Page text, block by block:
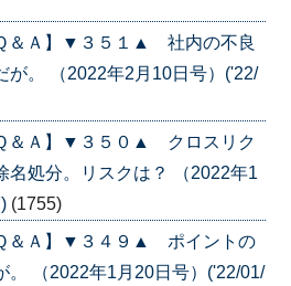
Ｑ＆Ａ】▼３５１▲ 社内の不良
が。 （2022年2月10日号）('22/
Ｑ＆Ａ】▼３５０▲ クロスリク
名処分。リスクは？ （2022年1
(1755)
Ｑ＆Ａ】▼３４９▲ ポイントの
。 （2022年1月20日号）('22/01/